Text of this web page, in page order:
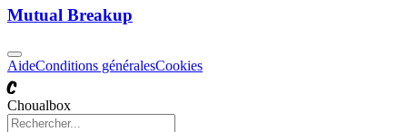
Mutual Breakup
AideConditions généralesCookies
C
Choualbox